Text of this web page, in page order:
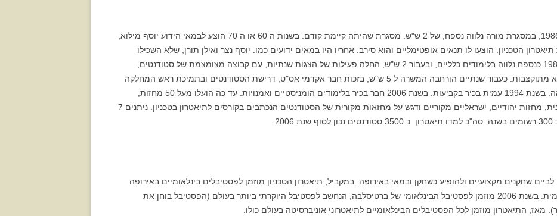
תיאטרון הטכניון החל פעילותו בשנת 1986, במסגרת מורה נלווה נספח, של 2 ש"ש. מסגרת שהיתה קיימת קודם. בשנות ה 60 או ה 70 הוצע לבמאי הידוע יוסף מילוא,
הטכניון. הוצעו לו תנאים אופטימליים והוא סירב. אחריו היו במאים ידועים כמו: יוסף נצר ואילן תורן, שלא השכילו
להרחיב מעבר ל 2 ש"ש. החל משנת 1986 כנספח נלווה בלימודים כלליים, ובעבור 2 ש"ש, החלה פעילות של הצגות שנתיות, עם קבוצה מצומצמת של סטודנטים,
עבודה קשה בהתנדבות ושעות רבות לא מתוקצבות. כעבור שנתיים הורחבה המשרה ל 5 ש"ש, בזכות חבר אקדמי אס"ט, דרישת הסטודנטים ובתמיכת ראש המחלקה
פרופ'/ח' מור. בשנת 1990 משרה מלאה. בשנת 1994 עמית בכיר בקביעות. בשנת 2006 חבר בכיר בלימודים הומניסטיים ואמנויות. עד כה הועלו מעל 50 מחזות,
המתחלקים לקלאסיקה עולמית ומודרנית, מחזות יהודיים, ישראליים מקוריים ודגש על מחזאות מקורית של הסטודנטים הנכתבים בקורסים לתיאטרון בטכניון. ניתנים 7
שחקנים מקצועיים ולהופיע כשחקן ובמאי באירופה. במקביל, תיאטרון הטכניון מוזמן לפסטיבלים בינלאומיים באירופה
החל משנת 1993 וזוכה להכרה בינלאומית. בשנת 2006 מוזמן לפסטיבל הבינלאומי של ברטיסלבה, הנחשב לפסטיבל היוקרתי ביותר בעולם (הפסטיבל בוחן את
מאז, התיאטרון מוזמן לכל הפסטיבלים הבינלאומיים לתיאטרוני אוניברסיטה בעולם כולו.